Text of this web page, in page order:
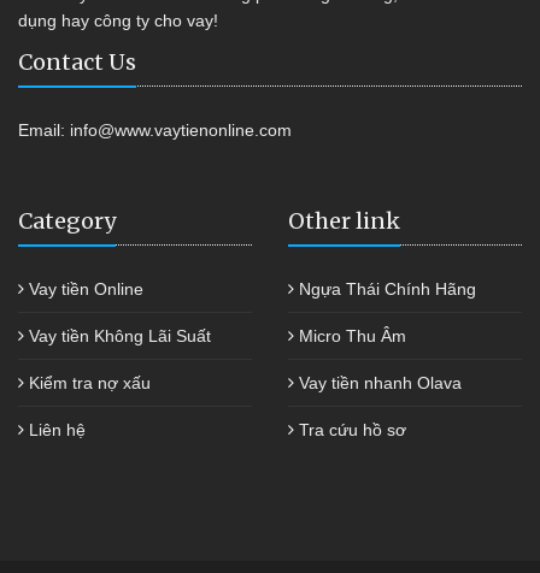
dụng hay công ty cho vay!
Contact Us
Email: info@www.vaytienonline.com
Category
Vay tiền Online
Vay tiền Không Lãi Suất
Kiểm tra nợ xấu
Liên hệ
Other link
Ngựa Thái Chính Hãng
Micro Thu Âm
Vay tiền nhanh Olava
Tra cứu hồ sơ